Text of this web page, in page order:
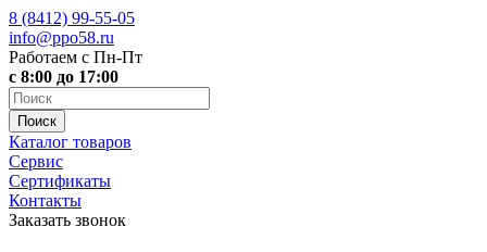
8 (8412) 99-55-05
info@ppo58.ru
Работаем с Пн-Пт
с 8:00 до 17:00
Каталог товаров
Сервис
Сертификаты
Контакты
Заказать звонок